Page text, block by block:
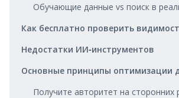
Обучающие данные vs поиск в
Как бесплатно проверить
Недостатки ИИ‑инструментов
Основные принципы оптимизации
Получите авторитет на сторонних